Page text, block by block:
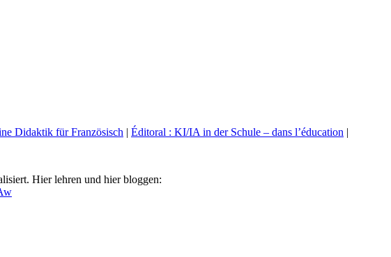
Didaktik für Französisch | Éditoral : KI/IA in der Schule – dans l’éducation |
Hier lehren und hier bloggen: